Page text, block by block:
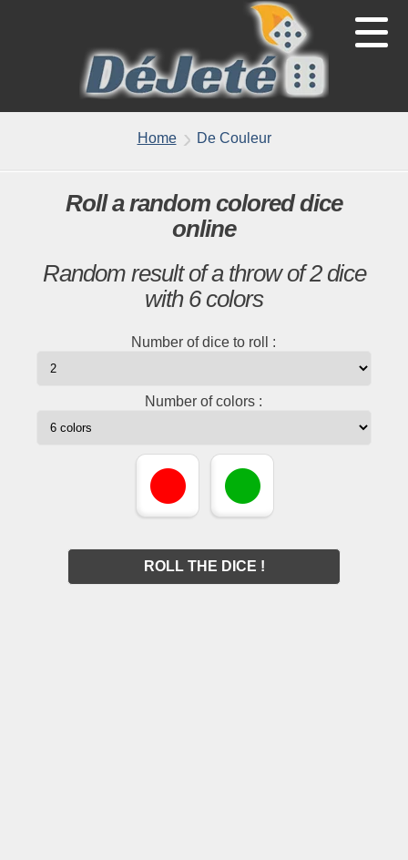
Home De Couleur
Roll a random colored dice
online
Random result of a throw of 2 dice
with 6 colors
Number of dice to roll :
Number of colors :